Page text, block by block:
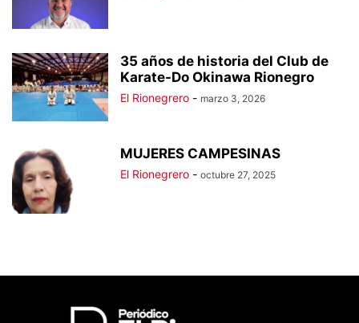
35 años de historia del Club de
Karate-Do Okinawa Rionegro
El Rionegrero - marzo 3, 2026
MUJERES CAMPESINAS
El Rionegrero - octubre 27, 2025